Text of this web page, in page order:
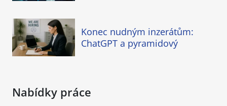
Konec nudným inzerátům:
ChatGPT a pyramidový
Nabídky práce